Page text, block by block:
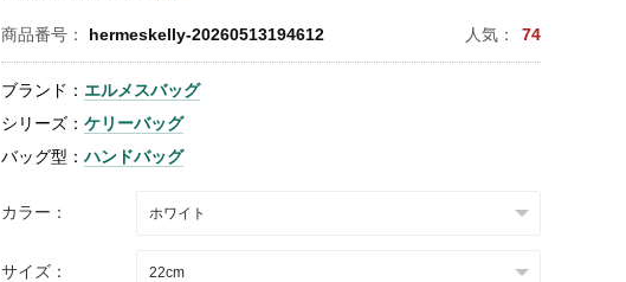
商品番号： hermeskelly-20260513194612 人気： 74
ブランド： エルメスバッグ
シリーズ： ケリーバッグ
バッグ型：ハンドバッグ
カラー：
サイズ：